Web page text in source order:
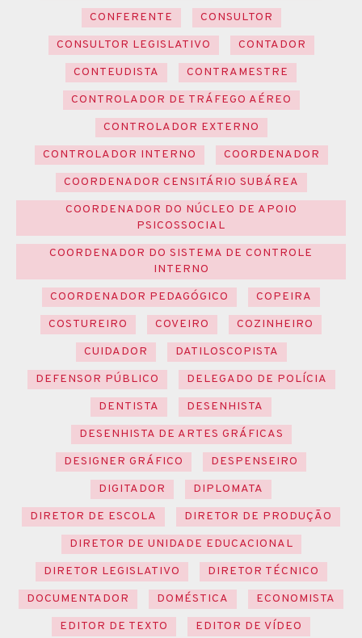
CONFERENTE
CONSULTOR
CONSULTOR LEGISLATIVO
CONTADOR
CONTEUDISTA
CONTRAMESTRE
CONTROLADOR DE TRÁFEGO AÉREO
CONTROLADOR EXTERNO
CONTROLADOR INTERNO
COORDENADOR
COORDENADOR CENSITÁRIO SUBÁREA
COORDENADOR DO NÚCLEO DE APOIO
PSICOSSOCIAL
COORDENADOR DO SISTEMA DE CONTROLE
INTERNO
COORDENADOR PEDAGÓGICO
COPEIRA
COSTUREIRO
COVEIRO
COZINHEIRO
CUIDADOR
DATILOSCOPISTA
DEFENSOR PÚBLICO
DELEGADO DE POLÍCIA
DENTISTA
DESENHISTA
DESENHISTA DE ARTES GRÁFICAS
DESIGNER GRÁFICO
DESPENSEIRO
DIGITADOR
DIPLOMATA
DIRETOR DE ESCOLA
DIRETOR DE PRODUÇÃO
DIRETOR DE UNIDADE EDUCACIONAL
DIRETOR LEGISLATIVO
DIRETOR TÉCNICO
DOCUMENTADOR
DOMÉSTICA
ECONOMISTA
EDITOR DE TEXTO
EDITOR DE VÍDEO